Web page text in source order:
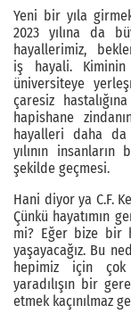
Yeni bir yıla
2023 yılına da
hayallerimiz,
iş hayali.
üniversiteye
çaresiz
hapishane
hayalleri daha da
yılının
şekilde geçmesi.
Hani diyor ya C.F.
Çünkü hayatımın
mi? Eğer bize bir
yaşayacağız. Bu
hepimiz için çok
yaradılışın bir
etmek kaçınılmaz